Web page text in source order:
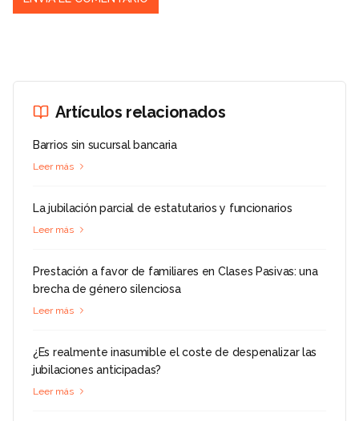
Artículos relacionados
Barrios sin sucursal bancaria
Leer más
La jubilación parcial de estatutarios y funcionarios
Leer más
Prestación a favor de familiares en Clases Pasivas: una
brecha de género silenciosa
Leer más
¿Es realmente inasumible el coste de despenalizar las
jubilaciones anticipadas?
Leer más